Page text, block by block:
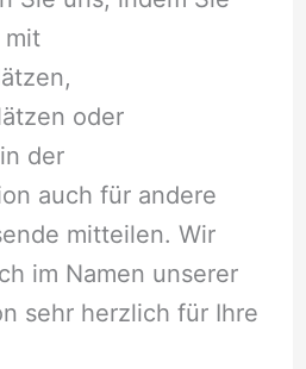
mit
oder
der
auch für andere
mitteilen. Wir
im Namen unserer
sehr herzlich für Ihre